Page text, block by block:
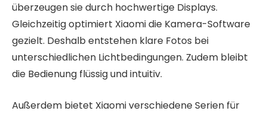
überzeugen sie durch hochwertige Displays.
Gleichzeitig optimiert Xiaomi die Kamera-Software
gezielt. Deshalb entstehen klare Fotos bei
unterschiedlichen Lichtbedingungen. Zudem bleibt
die Bedienung flüssig und intuitiv.
Außerdem bietet Xiaomi verschiedene Serien für